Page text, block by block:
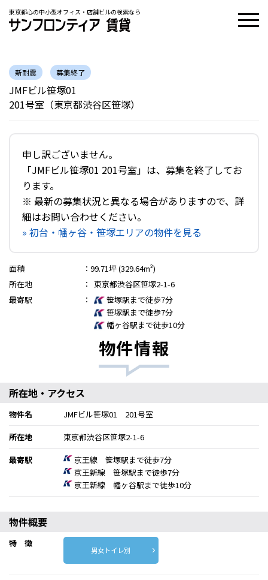
東京都心の中小型オフィス・店舗ビルの検索なら
新耐震 募集終了
JMFビル笹塚01
201号室（東京都渋谷区笹塚）
申し訳ございません。
「JMFビル笹塚01 201号室」は、募集を終了してお
ります。
※ 最新の募集状況と異なる場合がありますので、詳
細はお問い合わせください。
» 初台・幡ヶ谷・笹塚エリアの物件を見る
面積 ： 99.71坪 (329.64m²)
所在地
：
東京都渋谷区笹塚2-1-6
最寄駅
：
笹塚駅まで徒歩7分
笹塚駅まで徒歩7分
幡ヶ谷駅まで徒歩10分
物件情報
所在地・アクセス
物件名
JMFビル笹塚01 201号室
所在地
東京都渋谷区笹塚2-1-6
最寄駅
京王線 笹塚駅まで徒歩7分
京王新線 笹塚駅まで徒歩7分
京王新線 幡ヶ谷駅まで徒歩10分
物件概要
特 徴
男女トイレ別